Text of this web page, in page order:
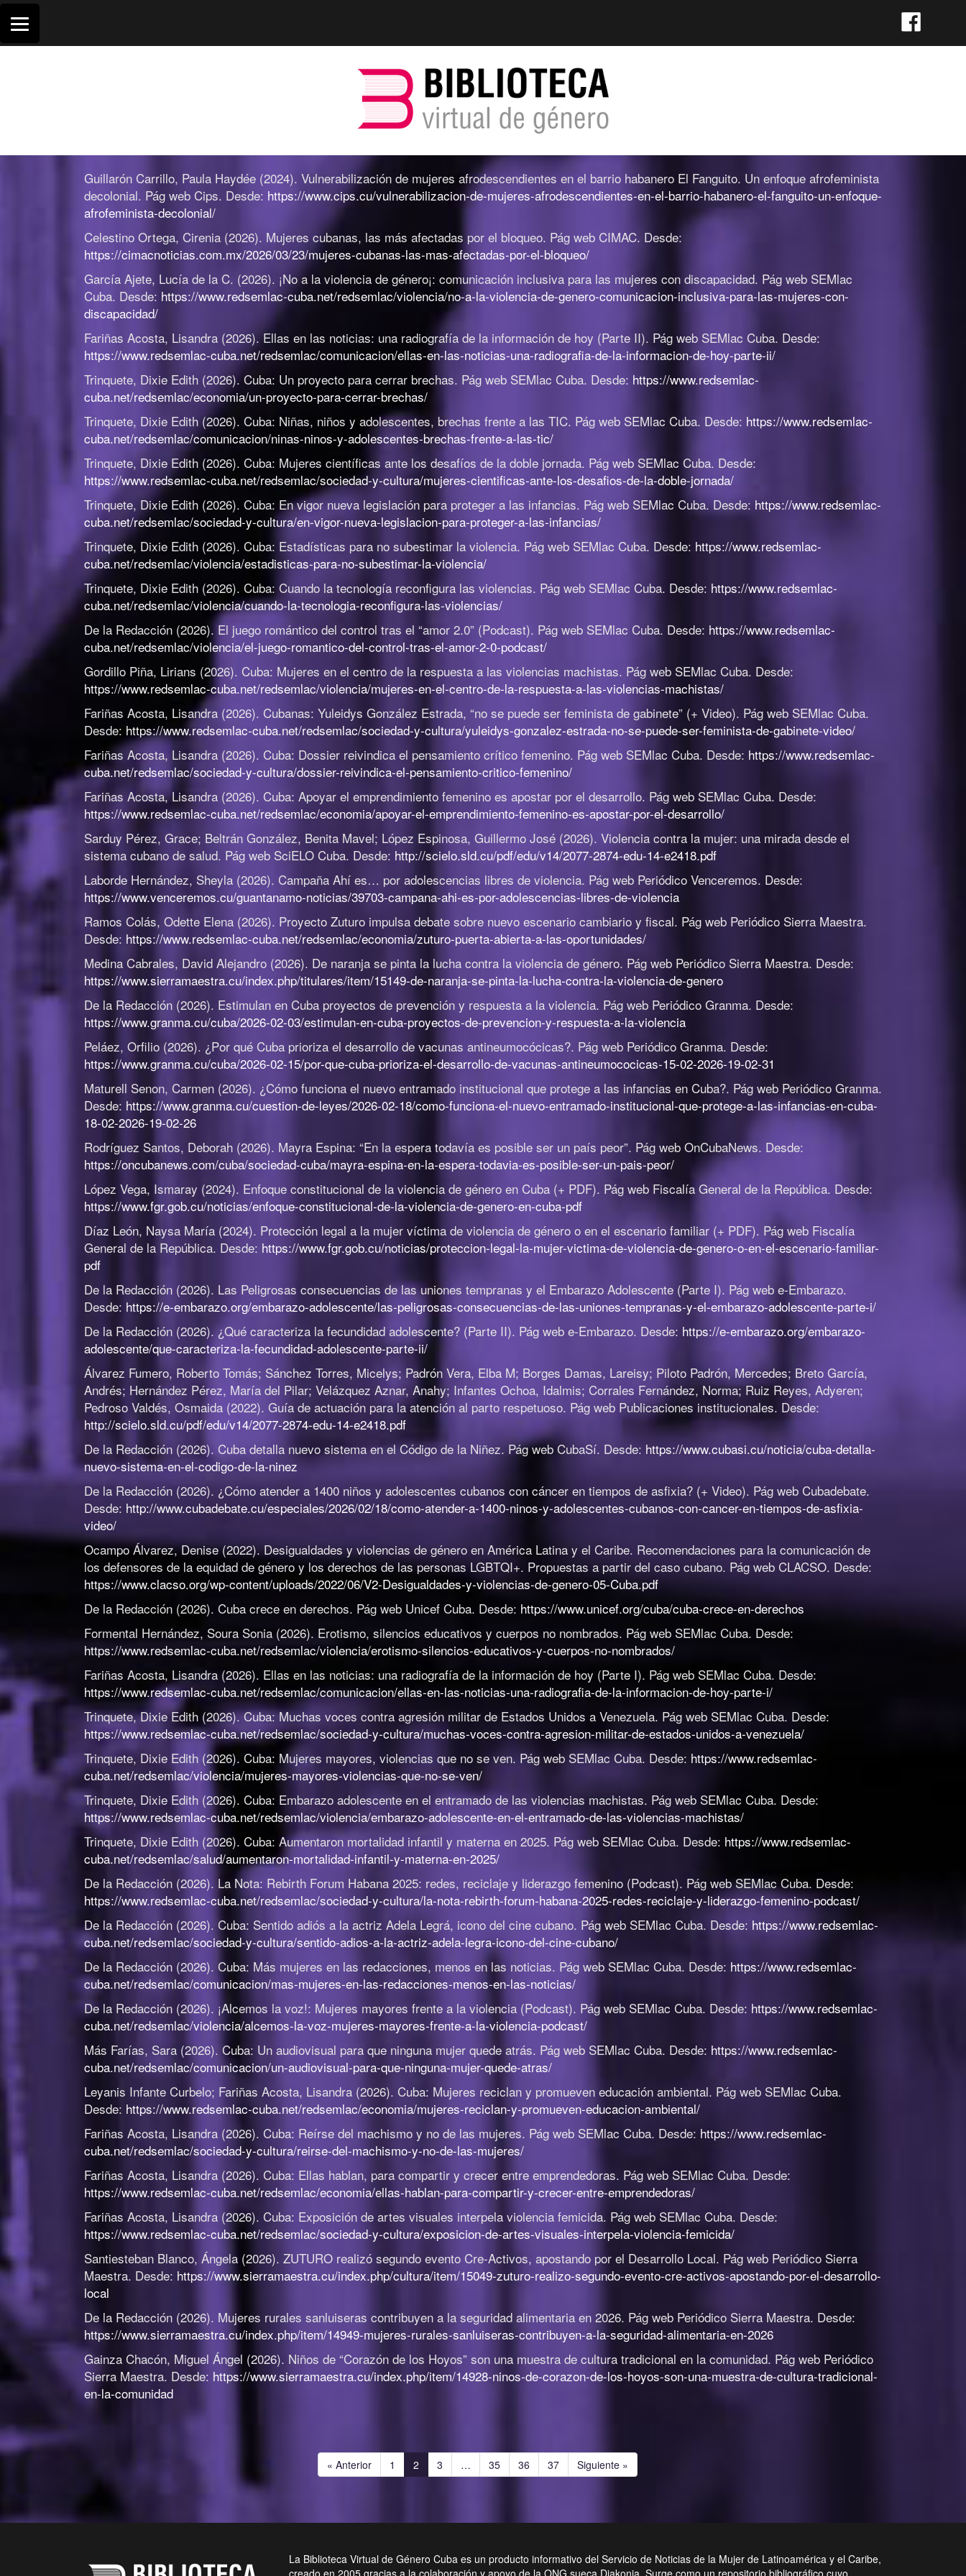
Saltar
contenido
Guillarón Carrillo, Paula Haydée (2024). Vulnerabilización de mujeres afrodescendientes en el barrio habanero El Fanguito. Un enfoque afrofeminista
decolonial. Pág web Cips. Desde: https://www.cips.cu/vulnerabilizacion-de-mujeres-afrodescendientes-en-el-barrio-habanero-el-fanguito-un-enfoque-
afrofeminista-decolonial/
Celestino Ortega, Cirenia (2026). Mujeres cubanas, las más afectadas por el bloqueo. Pág web CIMAC. Desde:
https://cimacnoticias.com.mx/2026/03/23/mujeres-cubanas-las-mas-afectadas-por-el-bloqueo/
García Ajete, Lucía de la C. (2026). ¡No a la violencia de género¡: comunicación inclusiva para las mujeres con discapacidad. Pág web SEMlac
Cuba. Desde: https://www.redsemlac-cuba.net/redsemlac/violencia/no-a-la-violencia-de-genero-comunicacion-inclusiva-para-las-mujeres-con-
discapacidad/
Fariñas Acosta, Lisandra (2026).Ellas en las noticias: una radiografía de la información de hoy (Parte II). Pág web SEMlac Cuba. Desde:
https://www.redsemlac-cuba.net/redsemlac/comunicacion/ellas-en-las-noticias-una-radiografia-de-la-informacion-de-hoy-parte-ii/
Trinquete, Dixie Edith (2026). Cuba: Un proyecto para cerrar brechas. Pág web SEMlac Cuba. Desde: https://www.redsemlac-
cuba.net/redsemlac/economia/un-proyecto-para-cerrar-brechas/
Trinquete, Dixie Edith (2026). Cuba: Niñas, niños y adolescentes, brechas frente a las TIC. Pág web SEMlac Cuba. Desde: https://www.redsemlac-
cuba.net/redsemlac/comunicacion/ninas-ninos-y-adolescentes-brechas-frente-a-las-tic/
Trinquete, Dixie Edith (2026). Cuba: Mujeres científicas ante los desafíos de la doble jornada. Pág web SEMlac Cuba. Desde:
https://www.redsemlac-cuba.net/redsemlac/sociedad-y-cultura/mujeres-cientificas-ante-los-desafios-de-la-doble-jornada/
Trinquete, Dixie Edith (2026). Cuba: En vigor nueva legislación para proteger a las infancias. Pág web SEMlac Cuba. Desde: https://www.redsemlac-
cuba.net/redsemlac/sociedad-y-cultura/en-vigor-nueva-legislacion-para-proteger-a-las-infancias/
Trinquete, Dixie Edith (2026). Cuba: Estadísticas para no subestimar la violencia. Pág web SEMlac Cuba. Desde: https://www.redsemlac-
cuba.net/redsemlac/violencia/estadisticas-para-no-subestimar-la-violencia/
Trinquete, Dixie Edith (2026). Cuba: Cuando la tecnología reconfigura las violencias. Pág web SEMlac Cuba. Desde: https://www.redsemlac-
cuba.net/redsemlac/violencia/cuando-la-tecnologia-reconfigura-las-violencias/
De la Redacción (2026). El juego romántico del control tras el “amor 2.0” (Podcast). Pág web SEMlac Cuba. Desde: https://www.redsemlac-
cuba.net/redsemlac/violencia/el-juego-romantico-del-control-tras-el-amor-2-0-podcast/
Gordillo Piña, Lirians (2026). Cuba: Mujeres en el centro de la respuesta a las violencias machistas. Pág web SEMlac Cuba. Desde:
https://www.redsemlac-cuba.net/redsemlac/violencia/mujeres-en-el-centro-de-la-respuesta-a-las-violencias-machistas/
Fariñas Acosta, Lisandra (2026). Cubanas: Yuleidys González Estrada, “no se puede ser feminista de gabinete” (+ Video). Pág web SEMlac Cuba.
Desde: https://www.redsemlac-cuba.net/redsemlac/sociedad-y-cultura/yuleidys-gonzalez-estrada-no-se-puede-ser-feminista-de-gabinete-video/
Fariñas Acosta, Lisandra (2026). Cuba: Dossier reivindica el pensamiento crítico femenino. Pág web SEMlac Cuba. Desde: https://www.redsemlac-
cuba.net/redsemlac/sociedad-y-cultura/dossier-reivindica-el-pensamiento-critico-femenino/
Fariñas Acosta, Lisandra (2026). Cuba: Apoyar el emprendimiento femenino es apostar por el desarrollo. Pág web SEMlac Cuba. Desde:
https://www.redsemlac-cuba.net/redsemlac/economia/apoyar-el-emprendimiento-femenino-es-apostar-por-el-desarrollo/
Sarduy Pérez, Grace; Beltrán González, Benita Mavel; López Espinosa, Guillermo José (2026). Violencia contra la mujer: una mirada desde el
sistema cubano de salud. Pág web SciELO Cuba. Desde: http://scielo.sld.cu/pdf/edu/v14/2077-2874-edu-14-e2418.pdf
Laborde Hernández, Sheyla (2026). Campaña Ahí es… por adolescencias libres de violencia. Pág web Periódico Venceremos. Desde:
https://www.venceremos.cu/guantanamo-noticias/39703-campana-ahi-es-por-adolescencias-libres-de-violencia
Ramos Colás, Odette Elena (2026). Proyecto Zuturo impulsa debate sobre nuevo escenario cambiario y fiscal. Pág web Periódico Sierra Maestra.
Desde: https://www.redsemlac-cuba.net/redsemlac/economia/zuturo-puerta-abierta-a-las-oportunidades/
Medina Cabrales, David Alejandro (2026). De naranja se pinta la lucha contra la violencia de género. Pág web Periódico Sierra Maestra. Desde:
https://www.sierramaestra.cu/index.php/titulares/item/15149-de-naranja-se-pinta-la-lucha-contra-la-violencia-de-genero
De la Redacción (2026). Estimulan en Cuba proyectos de prevención y respuesta a la violencia. Pág web Periódico Granma. Desde:
https://www.granma.cu/cuba/2026-02-03/estimulan-en-cuba-proyectos-de-prevencion-y-respuesta-a-la-violencia
Peláez, Orfilio (2026). ¿Por qué Cuba prioriza el desarrollo de vacunas antineumocócicas?. Pág web Periódico Granma. Desde:
https://www.granma.cu/cuba/2026-02-15/por-que-cuba-prioriza-el-desarrollo-de-vacunas-antineumococicas-15-02-2026-19-02-31
Maturell Senon, Carmen (2026). ¿Cómo funciona el nuevo entramado institucional que protege a las infancias en Cuba?. Pág web Periódico Granma.
Desde: https://www.granma.cu/cuestion-de-leyes/2026-02-18/como-funciona-el-nuevo-entramado-institucional-que-protege-a-las-infancias-en-cuba-
18-02-2026-19-02-26
Rodríguez Santos, Deborah (2026). Mayra Espina: “En la espera todavía es posible ser un país peor”. Pág web OnCubaNews. Desde:
https://oncubanews.com/cuba/sociedad-cuba/mayra-espina-en-la-espera-todavia-es-posible-ser-un-pais-peor/
López Vega, Ismaray (2024). Enfoque constitucional de la violencia de género en Cuba (+ PDF). Pág web Fiscalía General de la República. Desde:
https://www.fgr.gob.cu/noticias/enfoque-constitucional-de-la-violencia-de-genero-en-cuba-pdf
Díaz León, Naysa María (2024). Protección legal a la mujer víctima de violencia de género o en el escenario familiar (+ PDF). Pág web Fiscalía
General de la República. Desde: https://www.fgr.gob.cu/noticias/proteccion-legal-la-mujer-victima-de-violencia-de-genero-o-en-el-escenario-familiar-
pdf
De la Redacción (2026). Las Peligrosas consecuencias de las uniones tempranas y el Embarazo Adolescente (Parte I). Pág web e-Embarazo.
Desde: https://e-embarazo.org/embarazo-adolescente/las-peligrosas-consecuencias-de-las-uniones-tempranas-y-el-embarazo-adolescente-parte-i/
De la Redacción (2026).¿Qué caracteriza la fecundidad adolescente? (Parte II). Pág web e-Embarazo. Desde: https://e-embarazo.org/embarazo-
adolescente/que-caracteriza-la-fecundidad-adolescente-parte-ii/
Álvarez Fumero, Roberto Tomás; Sánchez Torres, Micelys; Padrón Vera, Elba M; Borges Damas, Lareisy; Piloto Padrón, Mercedes; Breto García,
Andrés; Hernández Pérez, María del Pilar; Velázquez Aznar, Anahy; Infantes Ochoa, Idalmis; Corrales Fernández, Norma; Ruiz Reyes, Adyeren;
Pedroso Valdés, Osmaida (2022). Guía de actuación para la atención al parto respetuoso. Pág web Publicaciones institucionales. Desde:
http://scielo.sld.cu/pdf/edu/v14/2077-2874-edu-14-e2418.pdf
De la Redacción (2026). Cuba detalla nuevo sistema en el Código de la Niñez.Pág web CubaSí. Desde: https://www.cubasi.cu/noticia/cuba-detalla-
nuevo-sistema-en-el-codigo-de-la-ninez
De la Redacción (2026). ¿Cómo atender a 1400 niños y adolescentes cubanos con cáncer en tiempos de asfixia? (+ Video). Pág web Cubadebate.
Desde: http://www.cubadebate.cu/especiales/2026/02/18/como-atender-a-1400-ninos-y-adolescentes-cubanos-con-cancer-en-tiempos-de-asfixia-
video/
Ocampo Álvarez, Denise (2022).Desigualdades y violencias de género en América Latina y el Caribe. Recomendaciones para la comunicación de
los defensores de la equidad de género y los derechos de las personas LGBTQI+. Propuestas a partir del caso cubano. Pág web CLACSO. Desde:
https://www.clacso.org/wp-content/uploads/2022/06/V2-Desigualdades-y-violencias-de-genero-05-Cuba.pdf
De la Redacción (2026). Cuba crece en derechos. Pág web Unicef Cuba. Desde: https://www.unicef.org/cuba/cuba-crece-en-derechos
Formental Hernández, Soura Sonia (2026). Erotismo, silencios educativos y cuerpos no nombrados. Pág web SEMlac Cuba. Desde:
https://www.redsemlac-cuba.net/redsemlac/violencia/erotismo-silencios-educativos-y-cuerpos-no-nombrados/
Fariñas Acosta, Lisandra (2026). Ellas en las noticias: una radiografía de la información de hoy (Parte I). Pág web SEMlac Cuba. Desde:
https://www.redsemlac-cuba.net/redsemlac/comunicacion/ellas-en-las-noticias-una-radiografia-de-la-informacion-de-hoy-parte-i/
Trinquete, Dixie Edith (2026).Cuba: Muchas voces contra agresión militar de Estados Unidos a Venezuela. Pág web SEMlac Cuba. Desde:
https://www.redsemlac-cuba.net/redsemlac/sociedad-y-cultura/muchas-voces-contra-agresion-militar-de-estados-unidos-a-venezuela/
Trinquete, Dixie Edith (2026). Cuba: Mujeres mayores, violencias que no se ven. Pág web SEMlac Cuba. Desde: https://www.redsemlac-
cuba.net/redsemlac/violencia/mujeres-mayores-violencias-que-no-se-ven/
Trinquete, Dixie Edith (2026). Cuba: Embarazo adolescente en el entramado de las violencias machistas. Pág web SEMlac Cuba. Desde:
https://www.redsemlac-cuba.net/redsemlac/violencia/embarazo-adolescente-en-el-entramado-de-las-violencias-machistas/
Trinquete, Dixie Edith (2026). Cuba: Aumentaron mortalidad infantil y materna en 2025. Pág web SEMlac Cuba. Desde: https://www.redsemlac-
cuba.net/redsemlac/salud/aumentaron-mortalidad-infantil-y-materna-en-2025/
De la Redacción (2026). La Nota: Rebirth Forum Habana 2025: redes, reciclaje y liderazgo femenino (Podcast). Pág web SEMlac Cuba. Desde:
https://www.redsemlac-cuba.net/redsemlac/sociedad-y-cultura/la-nota-rebirth-forum-habana-2025-redes-reciclaje-y-liderazgo-femenino-podcast/
De la Redacción (2026). Cuba: Sentido adiós a la actriz Adela Legrá, icono del cine cubano. Pág web SEMlac Cuba. Desde: https://www.redsemlac-
cuba.net/redsemlac/sociedad-y-cultura/sentido-adios-a-la-actriz-adela-legra-icono-del-cine-cubano/
De la Redacción (2026). Cuba: Más mujeres en las redacciones, menos en las noticias. Pág web SEMlac Cuba. Desde: https://www.redsemlac-
cuba.net/redsemlac/comunicacion/mas-mujeres-en-las-redacciones-menos-en-las-noticias/
De la Redacción (2026). ¡Alcemos la voz!: Mujeres mayores frente a la violencia (Podcast). Pág web SEMlac Cuba. Desde: https://www.redsemlac-
cuba.net/redsemlac/violencia/alcemos-la-voz-mujeres-mayores-frente-a-la-violencia-podcast/
Más Farías, Sara (2026). Cuba: Un audiovisual para que ninguna mujer quede atrás. Pág web SEMlac Cuba. Desde: https://www.redsemlac-
cuba.net/redsemlac/comunicacion/un-audiovisual-para-que-ninguna-mujer-quede-atras/
Leyanis Infante Curbelo; Fariñas Acosta, Lisandra (2026). Cuba: Mujeres reciclan y promueven educación ambiental. Pág web SEMlac Cuba.
Desde: https://www.redsemlac-cuba.net/redsemlac/economia/mujeres-reciclan-y-promueven-educacion-ambiental/
Fariñas Acosta, Lisandra (2026). Cuba: Reírse del machismo y no de las mujeres. Pág web SEMlac Cuba. Desde: https://www.redsemlac-
cuba.net/redsemlac/sociedad-y-cultura/reirse-del-machismo-y-no-de-las-mujeres/
Fariñas Acosta, Lisandra (2026). Cuba: Ellas hablan, para compartir y crecer entre emprendedoras. Pág web SEMlac Cuba. Desde:
https://www.redsemlac-cuba.net/redsemlac/economia/ellas-hablan-para-compartir-y-crecer-entre-emprendedoras/
Fariñas Acosta, Lisandra (2026). Cuba: Exposición de artes visuales interpela violencia femicida. Pág web SEMlac Cuba. Desde:
https://www.redsemlac-cuba.net/redsemlac/sociedad-y-cultura/exposicion-de-artes-visuales-interpela-violencia-femicida/
Santiesteban Blanco, Ángela (2026). ZUTURO realizó segundo evento Cre-Activos, apostando por el Desarrollo Local. Pág web Periódico Sierra
Maestra. Desde: https://www.sierramaestra.cu/index.php/cultura/item/15049-zuturo-realizo-segundo-evento-cre-activos-apostando-por-el-desarrollo-
local
De la Redacción (2026). Mujeres rurales sanluiseras contribuyen a la seguridad alimentaria en 2026. Pág web Periódico Sierra Maestra. Desde:
https://www.sierramaestra.cu/index.php/item/14949-mujeres-rurales-sanluiseras-contribuyen-a-la-seguridad-alimentaria-en-2026
Gainza Chacón, Miguel Ángel (2026). Niños de “Corazón de los Hoyos” son una muestra de cultura tradicional en la comunidad. Pág web Periódico
Sierra Maestra. Desde: https://www.sierramaestra.cu/index.php/item/14928-ninos-de-corazon-de-los-hoyos-son-una-muestra-de-cultura-tradicional-
en-la-comunidad
« Anterior Page
1 Page
2 Page
3 … Page
35 Page
36 Page
37 Siguiente »
La Biblioteca Virtual de Género Cuba es un producto informativo del Servicio de Noticias de la Mujer de Latinoamérica y el Caribe,
creado en 2005 gracias a la colaboración y apoyo de la ONG sueca Diakonia. Surge como un repositorio bibliográfico cuyo